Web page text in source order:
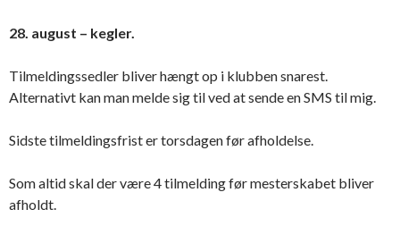
28. august – kegler.
Tilmeldingssedler bliver hængt op i klubben snarest.
Alternativt kan man melde sig til ved at sende en SMS til mig.
Sidste tilmeldingsfrist er torsdagen før afholdelse.
Som altid skal der være 4 tilmelding før mesterskabet bliver
afholdt.